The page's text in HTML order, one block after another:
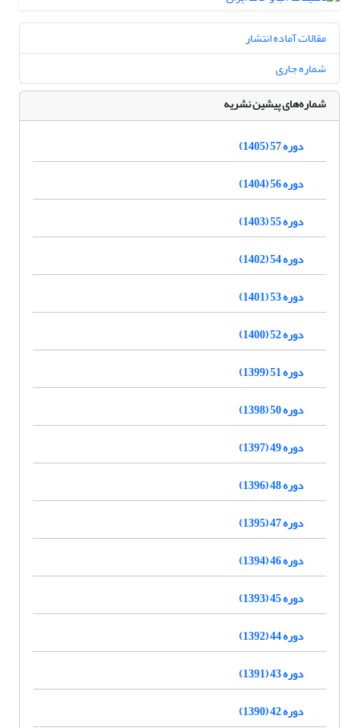
مقالات آماده انتشار
شماره جاری
شماره‌های پیشین نشریه
دوره 57 (1405)
دوره 56 (1404)
دوره 55 (1403)
دوره 54 (1402)
دوره 53 (1401)
دوره 52 (1400)
دوره 51 (1399)
دوره 50 (1398)
دوره 49 (1397)
دوره 48 (1396)
دوره 47 (1395)
دوره 46 (1394)
دوره 45 (1393)
دوره 44 (1392)
دوره 43 (1391)
دوره 42 (1390)